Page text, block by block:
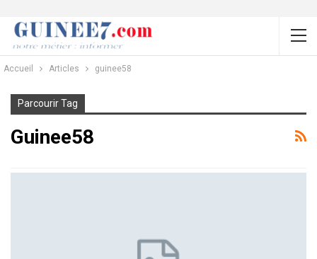
Accueil Articles guinee58
Parcourir Tag
Guinee58